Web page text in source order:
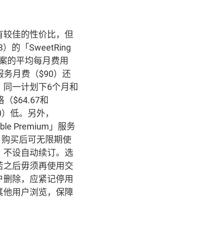
佳的性价比，但
的「SweetRing
的平均每月费用
务月费（$90）还
一计划下6个月和
（$64.67和
低。另外，
Premium」服务
买后可无限期使
设自动续订。选
后毋须再使用交
除，应紧记停用
用户浏览，保障